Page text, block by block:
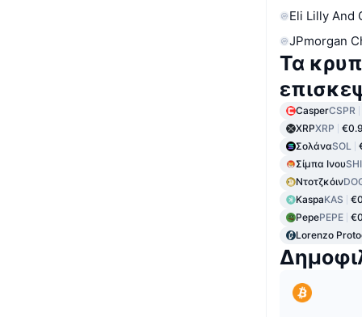
Eli Lilly And
JPmorgan
Τα
CasperCSPR
XRPXRP
ΣολάναSOL
Σίμπα Ινου
Ντοτζκόιν
KaspaKAS
PepePEPE
Lorenzo